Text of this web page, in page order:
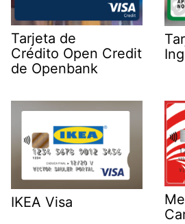
Tarjeta de
Crédito Open Credit
de Openbank
IKEA Visa